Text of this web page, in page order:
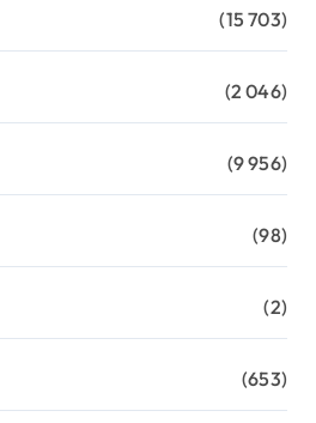
(15 703)
(2 046)
(9 956)
(98)
(2)
(653)